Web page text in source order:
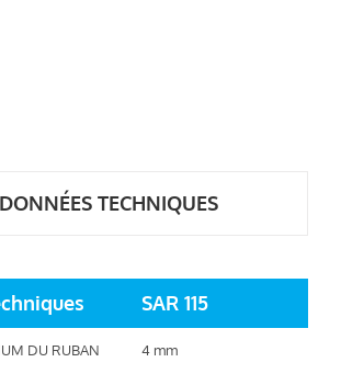
DONNÉES TECHNIQUES
SAR 115
DU RUBAN 4 mm